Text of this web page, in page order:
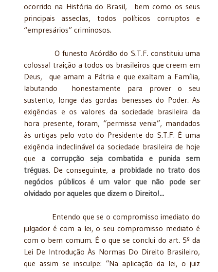
ocorrido na História do Brasil, bem como os seus
principais asseclas, todos políticos corruptos e
“empresários” criminosos.
O funesto Acórdão do S.T.F. constituiu uma
colossal traição a todos os brasileiros que creem em
Deus, que amam a Pátria e que exaltam a Família,
labutando honestamente para prover o seu
sustento, longe das gordas benesses do Poder. As
exigências e os valores da sociedade brasileira da
hora presente, foram, “permissa venia”, mandados
às urtigas pelo voto do Presidente do S.T.F. É uma
exigência indeclinável da sociedade brasileira de hoje
que a corrupção seja combatida e punida sem
tréguas. De conseguinte, a probidade no trato dos
negócios públicos é um valor que não pode ser
olvidado por aqueles que dizem o Direito!...
Entendo que se o compromisso imediato do
julgador é com a lei, o seu compromisso mediato é
com o bem comum. É o que se conclui do art. 5º da
Lei De Introdução Às Normas Do Direito Brasileiro,
que assim se insculpe: “Na aplicação da lei, o juiz